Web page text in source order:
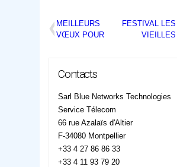
navigation
MEILLEURS
VŒUX POUR
FESTIVAL LES
VIEILLES
Contacts
Sarl Blue Networks Technologies
Service Télecom
66 rue Azalaïs d'Altier
F-34080 Montpellier
+33 4 27 86 86 33
+33 4 11 93 79 20